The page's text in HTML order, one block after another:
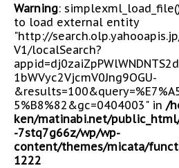
Warning:
to load external entity
"http://
V1/localSearch?
1bWVyc2VjcmV0Jng9OGU-
5%B8%82&gc=0404003" in /
ken/matinabi.net/
-7stq7g66z/wp/wp-
content/themes/micata/
1222